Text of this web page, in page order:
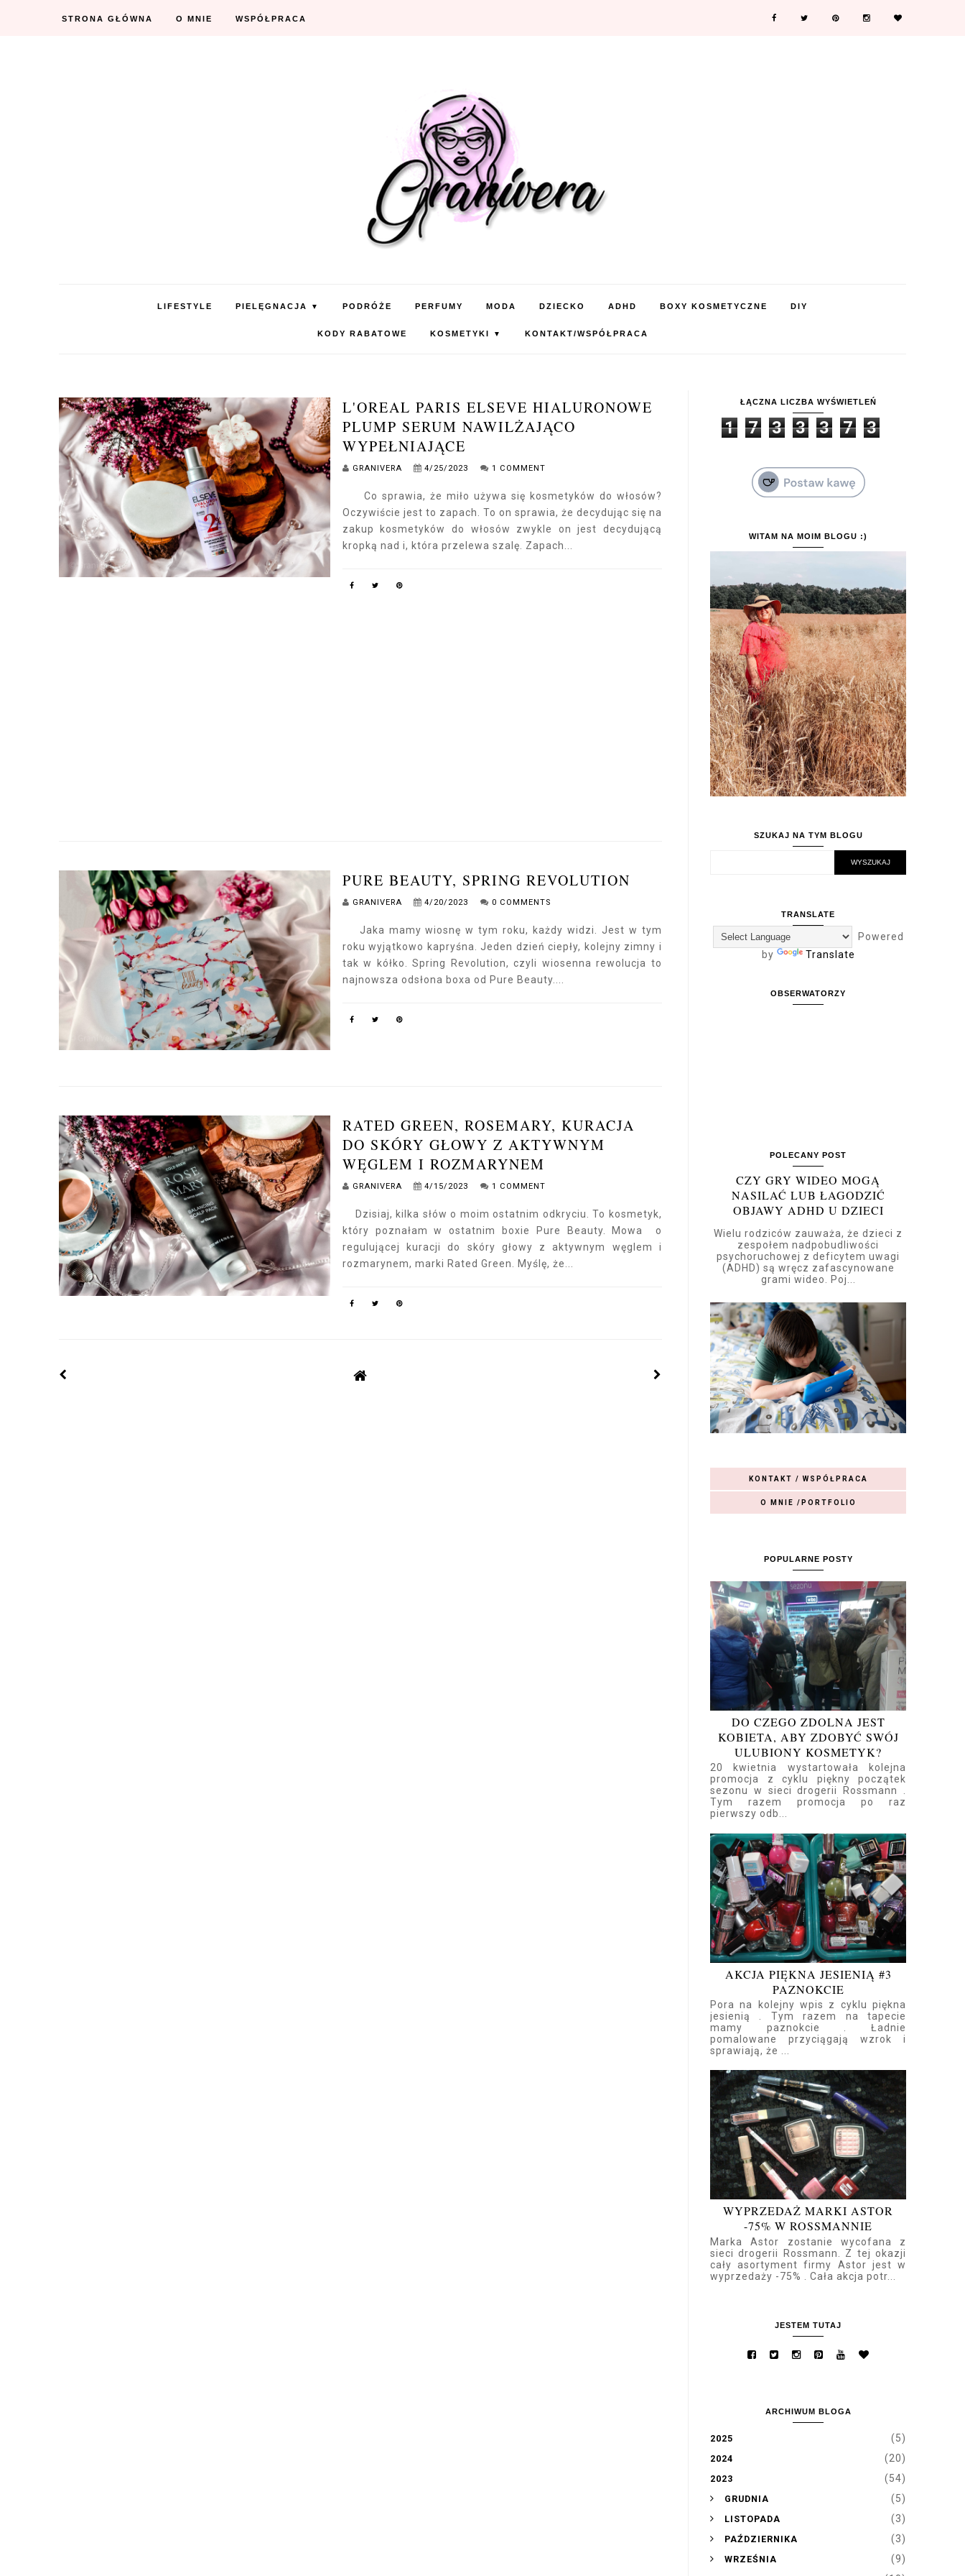
STRONA GŁÓWNA O MNIE WSPÓŁPRACA
LIFESTYLE PIELĘGNACJA ▼ PODRÓŻE PERFUMY MODA DZIECKO ADHD BOXY KOSMETYCZNE DIY
KODY RABATOWE KOSMETYKI ▼ KONTAKT/WSPÓŁPRACA
L'OREAL PARIS ELSEVE HIALURONOWE
PLUMP SERUM NAWILŻAJĄCO
WYPEŁNIAJĄCE
GRANIVERA 4/25/2023 1 COMMENT
Co sprawia, że miło używa się kosmetyków do włosów?
Oczywiście jest to zapach. To on sprawia, że decydując się na
zakup kosmetyków do włosów zwykle on jest decydującą
kropką nad i, która przelewa szalę. Zapach...
PURE BEAUTY, SPRING REVOLUTION
GRANIVERA 4/20/2023 0 COMMENTS
Jaka mamy wiosnę w tym roku, każdy widzi. Jest w tym
roku wyjątkowo kapryśna. Jeden dzień ciepły, kolejny zimny i
tak w kółko. Spring Revolution, czyli wiosenna rewolucja to
najnowsza odsłona boxa od Pure Beauty....
RATED GREEN, ROSEMARY, KURACJA
DO SKÓRY GŁOWY Z AKTYWNYM
WĘGLEM I ROZMARYNEM
GRANIVERA 4/15/2023 1 COMMENT
Dzisiaj, kilka słów o moim ostatnim odkryciu. To kosmetyk,
który poznałam w ostatnim boxie Pure Beauty. Mowa o
regulującej kuracji do skóry głowy z aktywnym węglem i
rozmarynem, marki Rated Green. Myślę, że...
ŁĄCZNA LICZBA WYŚWIETLEŃ
1 7 3 3 3 7 3
WITAM NA MOIM BLOGU :)
SZUKAJ NA TYM BLOGU
TRANSLATE
Powered
by
Translate
OBSERWATORZY
POLECANY POST
CZY GRY WIDEO MOGĄ
NASILAĆ LUB ŁAGODZIĆ
OBJAWY ADHD U DZIECI
Wielu rodziców zauważa, że dzieci z
zespołem nadpobudliwości
psychoruchowej z deficytem uwagi
(ADHD) są wręcz zafascynowane
grami wideo. Poj...
KONTAKT / WSPÓŁPRACA
O MNIE /PORTFOLIO
POPULARNE POSTY
DO CZEGO ZDOLNA JEST
KOBIETA, ABY ZDOBYĆ SWÓJ
ULUBIONY KOSMETYK?
20 kwietnia wystartowała kolejna
promocja z cyklu piękny początek
sezonu w sieci drogerii Rossmann .
Tym razem promocja po raz
pierwszy odb...
AKCJA PIĘKNA JESIENIĄ #3
PAZNOKCIE
Pora na kolejny wpis z cyklu piękna
jesienią . Tym razem na tapecie
mamy paznokcie . Ładnie
pomalowane przyciągają wzrok i
sprawiają, że ...
WYPRZEDAŻ MARKI ASTOR
-75% W ROSSMANNIE
Marka Astor zostanie wycofana z
sieci drogerii Rossmann. Z tej okazji
cały asortyment firmy Astor jest w
wyprzedaży -75% . Cała akcja potr...
JESTEM TUTAJ
ARCHIWUM BLOGA
2025 (5)
2024 (20)
2023
(54)
► GRUDNIA
(5)
► LISTOPADA
(3)
► PAŹDZIERNIKA
(3)
► WRZEŚNIA
(9)